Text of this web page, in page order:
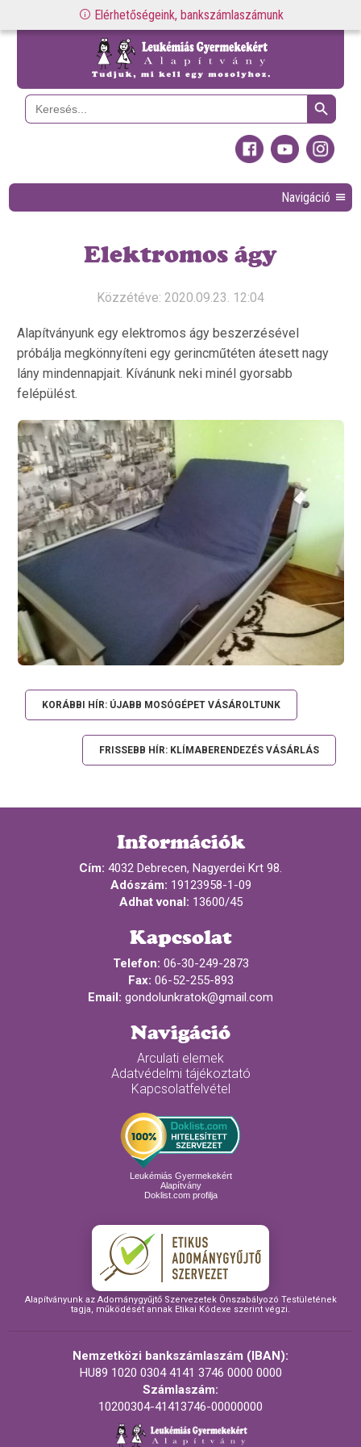
Elérhetőségeink, bankszámlaszámunk
Search
for:
Search Button
Navigáció
Elektromos ágy
Közzétéve: 2020.09.23. 12:04
Alapítványunk egy elektromos ágy beszerzésével
próbálja megkönnyíteni egy gerincműtéten átesett nagy
lány mindennapjait. Kívánunk neki minél gyorsabb
felépülést.
KORÁBBI HÍR: ÚJABB MOSÓGÉPET VÁSÁROLTUNK
FRISSEBB HÍR: KLÍMABERENDEZÉS VÁSÁRLÁS
Információk
Cím: 4032 Debrecen, Nagyerdei Krt 98.
Adószám: 19123958-1-09
Adhat vonal: 13600/45
Kapcsolat
Telefon: 06-30-249-2873
Fax: 06-52-255-893
Email: gondolunkratok@gmail.com
Navigáció
Arculati elemek
Adatvédelmi tájékoztató
Kapcsolatfelvétel
Leukémiás Gyermekekért
Alapítvány
Doklist.com profilja
Alapítványunk az Adománygyűjtő Szervezetek Önszabályozó Testületének
tagja, működését annak Etikai Kódexe szerint végzi.
Nemzetközi bankszámlaszám (IBAN):
HU89 1020 0304 4141 3746 0000 0000
Számlaszám:
10200304-41413746-00000000